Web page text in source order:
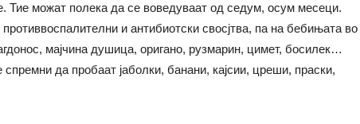
Тие можат полека да се воведуваат од седум, осум месеци.
и антибиотски свосјтва, па на бебињата во
мајчина душица, оригано, рузмарин, цимет, босилек…
да пробаат јаболки, банани, кајсии, цреши, праски,